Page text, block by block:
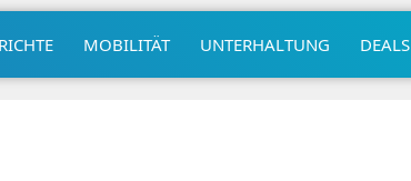
MOBILITÄT UNTERHALTUNG DEALS